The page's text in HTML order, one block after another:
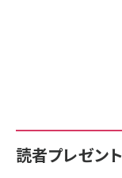
読者プレゼント